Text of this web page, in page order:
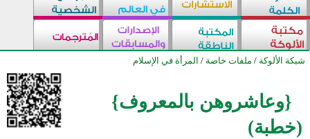
شبكة الألوكة / ملفات خاصة / المرأة في الإسلام
{وعاشروهن بالمعروف}
(خطبة)